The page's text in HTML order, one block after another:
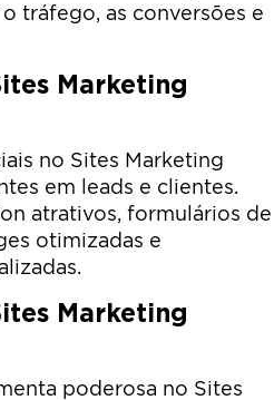
tráfego, as conversões e
Marketing
no Sites Marketing
em leads e clientes.
atrativos, formulários de
otimizadas e
Marketing
poderosa no Sites